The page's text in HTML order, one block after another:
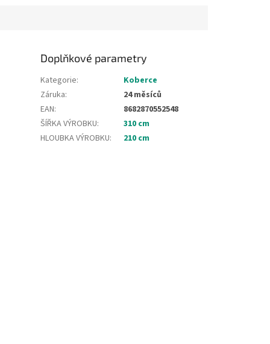
Doplňkové parametry
Kategorie:
Koberce
Záruka:
24 měsíců
EAN:
8682870552548
ŠÍŘKA VÝROBKU:
310 cm
HLOUBKA VÝROBKU: 210 cm